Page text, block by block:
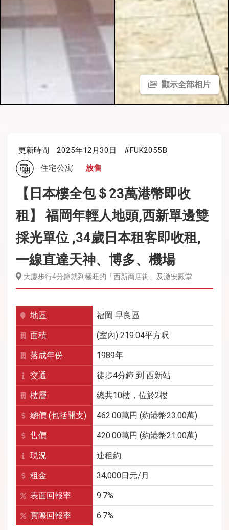
顯示全部相片
更新時間 2025年12月30日 #FUK2055B
住宅公寓 放售
【日本樓全包＄23萬港幣即收
租】 福岡年輕人地頭,西新單邊雙
採光單位 ,34歲日本租客即收租,
一線直達天神、博多、機場
大廈步行4分鐘就到極旺的「西新商店街」及激安殿堂
地區 福岡 早良區
面積 (室內) 219.04平方呎
落成年份 1989年
交通 徒步4分鐘 到 西新站
樓層 總共10樓，位於2樓
總價 (包括開支) 462.00萬円 (約港幣23.00萬)
售價 420.00萬円 (約港幣21.00萬)
現況 連租約
租金 34,000日元/月
表面回報率 9.7%
實際回報率 6.7%